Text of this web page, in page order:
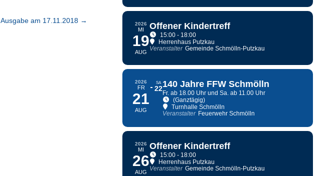
Ausgabe am 17.11.2018→ 2026
MI
19
AUG
Offener Kindertreff
15:00 - 18:00
Herrenhaus Putzkau
Veranstalter Gemeinde Schmölln-Putzkau
2026
FR
21
AUG
SA
22140 Jahre FFW Schmölln
Fr. ab 18.00 Uhr und Sa. ab 11.00 Uhr
(Ganztägig)
Turnhalle Schmölln
Veranstalter Feuerwehr Schmölln
2026
MI
26
AUG
Offener Kindertreff
15:00 - 18:00
Herrenhaus Putzkau
Veranstalter Gemeinde Schmölln-Putzkau